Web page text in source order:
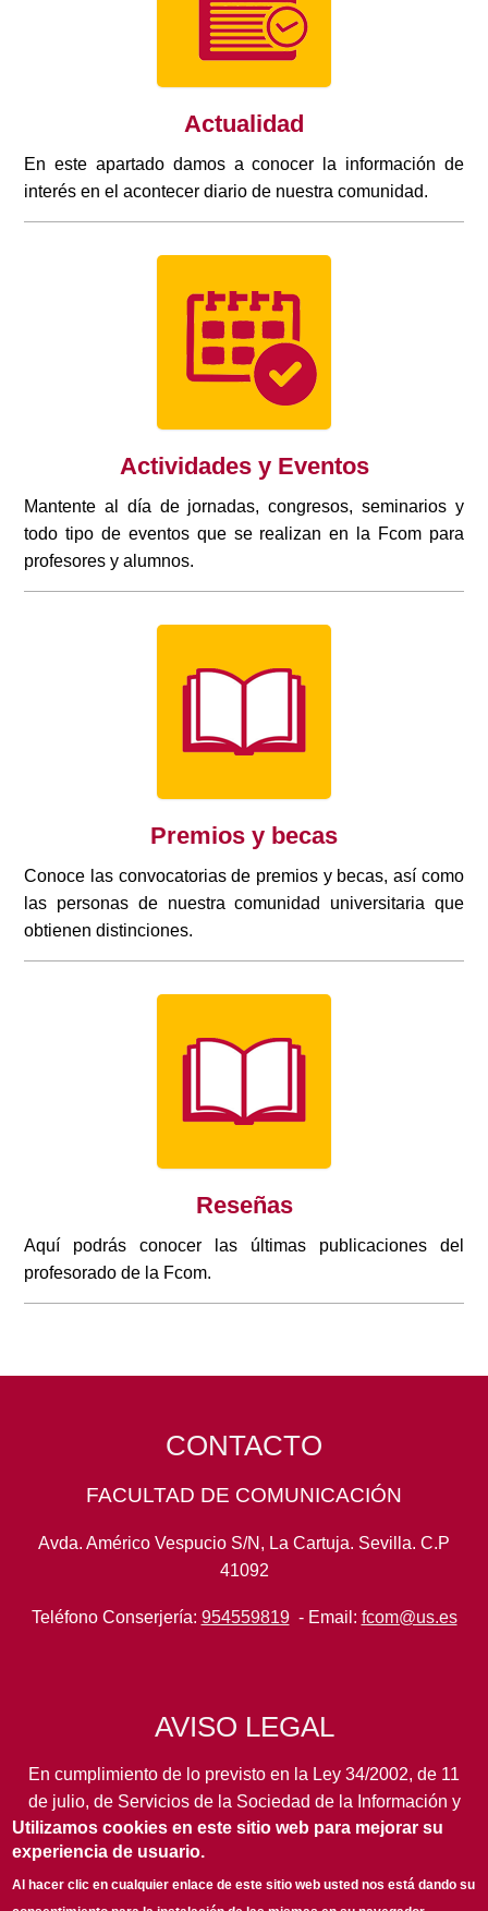
Actualidad
En este apartado damos a conocer la información de
interés en el acontecer diario de nuestra comunidad.
Actividades y Eventos
Mantente al día de jornadas, congresos, seminarios y
todo tipo de eventos que se realizan en la Fcom para
profesores y alumnos.
Premios y becas
Conoce las convocatorias de premios y becas, así como
las personas de nuestra comunidad universitaria que
obtienen distinciones.
Reseñas
Aquí podrás conocer las últimas publicaciones del
profesorado de la Fcom.
CONTACTO
FACULTAD DE COMUNICACIÓN
Avda. Américo Vespucio S/N, La Cartuja. Sevilla. C.P
41092
Teléfono Conserjería: 954559819- Email: fcom@us.es
AVISO LEGAL
En cumplimiento de lo previsto en la Ley 34/2002, de 11
de julio, de Servicios de la Sociedad de la Información y
de Comercio Electrónico, así como en otras normas de
legal aplicación, se pone en conocimiento de los
usuarios de este portal de laUniversidad de Sevillalos
Utilizamos cookies en este sitio web para mejorar su
experiencia de usuario.
Al hacer clic en cualquier enlace de este sitio web usted nos está dando su